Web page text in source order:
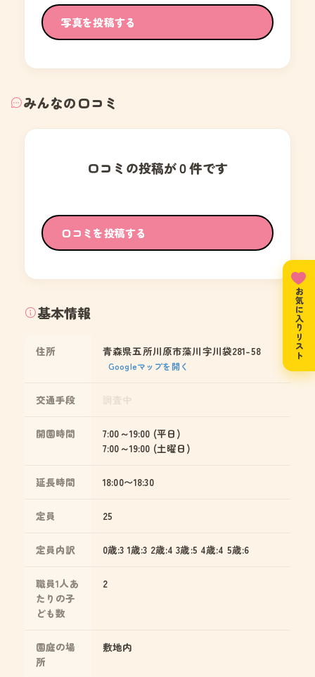
写真を投稿する
みんなの口コミ
口コミの投稿が０件です
口コミを投稿する
基本情報
住所 青森県五所川原市藻川字川袋281-58
Googleマップを開く
交通手段
開園時間
7:00～19:00 (平日)
7:00～19:00 (土曜日)
延長時間 18:00〜18:30
定員 25
定員内訳 0歳:3 1歳:3 2歳:4 3歳:5 4歳:4 5歳:6
職員1人あ
たりの子
ども数
2
園庭の場
所
敷地内
お気に入りリスト